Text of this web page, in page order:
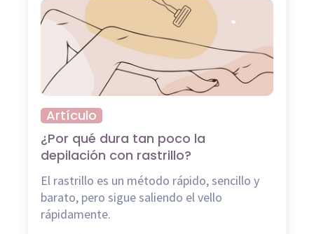
Artículo
¿Por qué dura tan poco la
depilación con rastrillo?
El rastrillo es un método rápido, sencillo y
barato, pero sigue saliendo el vello
rápidamente.